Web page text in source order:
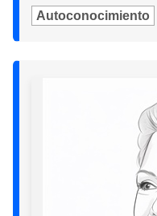
Autoconocimiento